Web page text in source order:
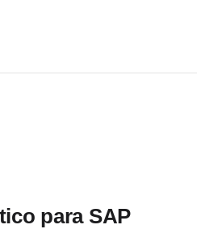
para SAP